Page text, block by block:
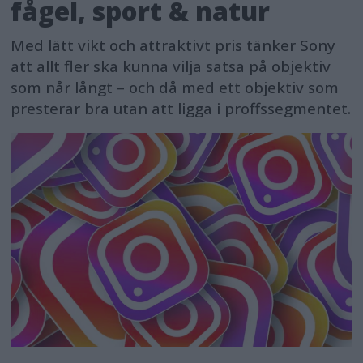
fågel, sport & natur
Med lätt vikt och attraktivt pris tänker Sony
att allt fler ska kunna vilja satsa på objektiv
som når långt – och då med ett objektiv som
presterar bra utan att ligga i proffssegmentet.